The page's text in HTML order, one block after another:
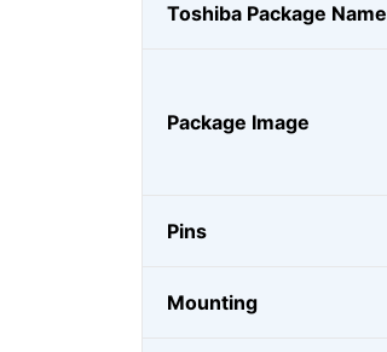
Toshiba Package Name
Package Image
Pins
Mounting